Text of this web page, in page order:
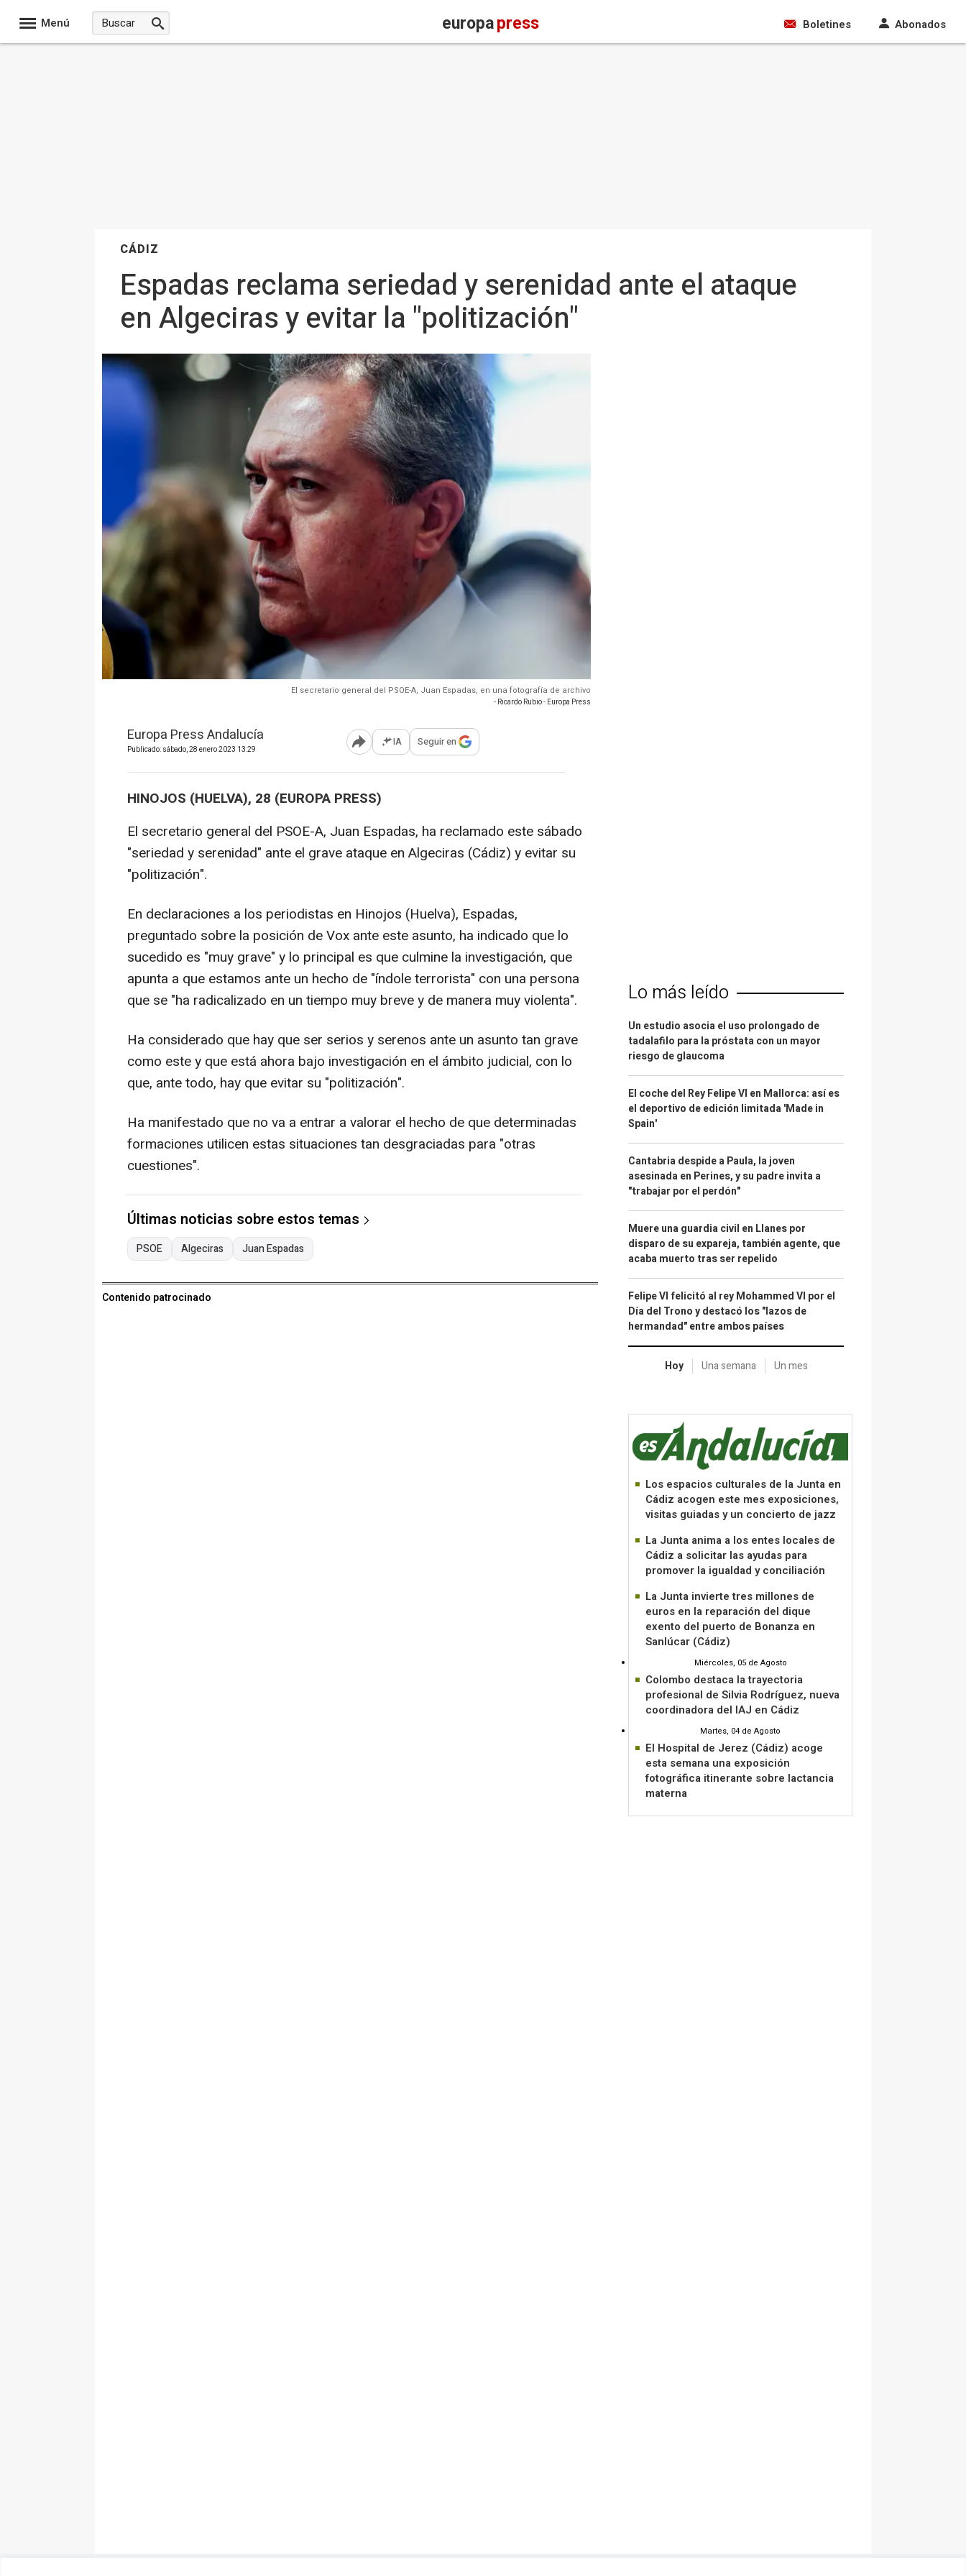
Menú europapress Boletines Abonados
CÁDIZ
Espadas reclama seriedad y serenidad ante el ataque
en Algeciras y evitar la "politización"
El secretario general del PSOE-A, Juan Espadas, en una fotografía de archivo
- Ricardo Rubio - Europa Press
Europa Press Andalucía
Publicado: sábado, 28 enero 2023 13:29 Abrir opciones para compartir
IA Seguir en
HINOJOS (HUELVA), 28 (EUROPA PRESS)
El secretario general del PSOE-A, Juan Espadas, ha reclamado este sábado
"seriedad y serenidad" ante el grave ataque en Algeciras (Cádiz) y evitar su
"politización".
En declaraciones a los periodistas en Hinojos (Huelva), Espadas,
preguntado sobre la posición de Vox ante este asunto, ha indicado que lo
sucedido es "muy grave" y lo principal es que culmine la investigación, que
apunta a que estamos ante un hecho de "índole terrorista" con una persona
que se "ha radicalizado en un tiempo muy breve y de manera muy violenta".
Ha considerado que hay que ser serios y serenos ante un asunto tan grave
como este y que está ahora bajo investigación en el ámbito judicial, con lo
que, ante todo, hay que evitar su "politización".
Ha manifestado que no va a entrar a valorar el hecho de que determinadas
formaciones utilicen estas situaciones tan desgraciadas para "otras
cuestiones".
Últimas noticias sobre estos temas
PSOE Algeciras Juan Espadas
Contenido patrocinado
Lo más leído
Un estudio asocia el uso prolongado de
tadalafilo para la próstata con un mayor
riesgo de glaucoma
El coche del Rey Felipe VI en Mallorca: así es
el deportivo de edición limitada 'Made in
Spain'
Cantabria despide a Paula, la joven
asesinada en Perines, y su padre invita a
"trabajar por el perdón"
Muere una guardia civil en Llanes por
disparo de su expareja, también agente, que
acaba muerto tras ser repelido
Felipe VI felicitó al rey Mohammed VI por el
Día del Trono y destacó los "lazos de
hermandad" entre ambos países
Hoy Una semana Un mes
Los espacios culturales de la Junta en
Cádiz acogen este mes exposiciones,
visitas guiadas y un concierto de jazz
La Junta anima a los entes locales de
Cádiz a solicitar las ayudas para
promover la igualdad y conciliación
La Junta invierte tres millones de
euros en la reparación del dique
exento del puerto de Bonanza en
Sanlúcar (Cádiz)
Miércoles, 05 de Agosto
Colombo destaca la trayectoria
profesional de Silvia Rodríguez, nueva
coordinadora del IAJ en Cádiz
Martes, 04 de Agosto
El Hospital de Jerez (Cádiz) acoge
esta semana una exposición
fotográfica itinerante sobre lactancia
materna